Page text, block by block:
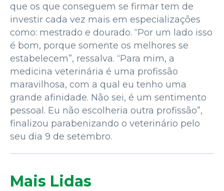
que os que conseguem se firmar tem de
investir cada vez mais em especializações
como: mestrado e dourado. “Por um lado isso
é bom, porque somente os melhores se
estabelecem”, ressalva. “Para mim, a
medicina veterinária é uma profissão
maravilhosa, com a qual eu tenho uma
grande afinidade. Não sei, é um sentimento
pessoal. Eu não escolheria outra profissão”,
finalizou parabenizando o veterinário pelo
seu dia 9 de setembro.
Mais Lidas